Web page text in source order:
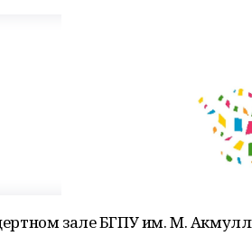
зале БГПУ им. М.